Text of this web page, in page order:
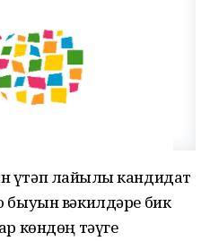
үтәп лайыҡлы кандидат
быуын вәкилдәре бик
көндөң тәүге